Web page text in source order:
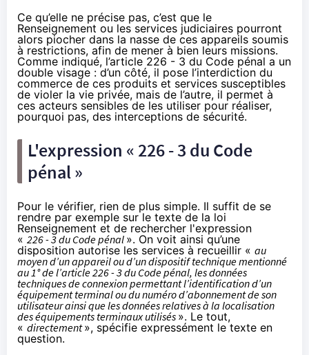
Ce qu’elle ne précise pas, c’est que le
Renseignement ou les services judiciaires pourront
alors piocher dans la nasse de ces appareils soumis
à restrictions, afin de mener à bien leurs missions.
Comme indiqué, l’article 226 - 3 du Code pénal a un
double visage : d’un côté, il pose l’interdiction du
commerce de ces produits et services susceptibles
de violer la vie privée, mais de l’autre, il permet à
ces acteurs sensibles de les utiliser pour réaliser,
pourquoi pas, des interceptions de sécurité.
L'expression « 226 - 3 du Code
pénal »
Pour le vérifier, rien de plus simple. Il suffit de se
rendre par exemple surle texte de la loi
Renseignement et de rechercher l'expression
« 226 - 3 du Code pénal ». On voit ainsi qu’une
disposition autorise les services à recueillir « au
moyen d’un appareil ou d’un dispositif technique mentionné
au 1° de l’article 226 - 3 du Code pénal, les données
techniques de connexion permettant l’identification d’un
équipement terminal ou du numéro d’abonnement de son
utilisateur ainsi que les données relatives à la localisation
des équipements terminaux utilisés ». Le tout,
« directement», spécifie expressément le texte en
question.